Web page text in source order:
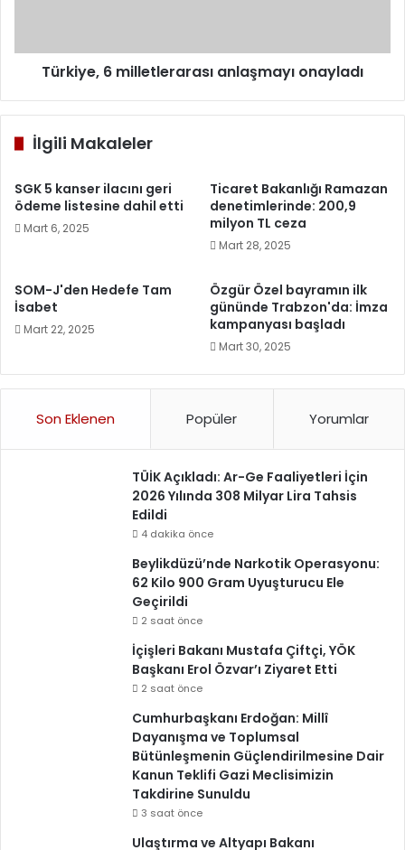
Türkiye, 6 milletlerarası anlaşmayı onayladı
İlgili Makaleler
SGK 5 kanser ilacını geri
ödeme listesine dahil etti
Mart 6, 2025
Ticaret Bakanlığı Ramazan
denetimlerinde: 200,9
milyon TL ceza
Mart 28, 2025
SOM-J'den Hedefe Tam
İsabet
Mart 22, 2025
Özgür Özel bayramın ilk
gününde Trabzon'da: İmza
kampanyası başladı
Mart 30, 2025
Son Eklenen Popüler Yorumlar
TÜİK Açıkladı: Ar-Ge Faaliyetleri İçin
2026 Yılında 308 Milyar Lira Tahsis
Edildi
4 dakika önce
Beylikdüzü’nde Narkotik Operasyonu:
62 Kilo 900 Gram Uyuşturucu Ele
Geçirildi
2 saat önce
İçişleri Bakanı Mustafa Çiftçi, YÖK
Başkanı Erol Özvar’ı Ziyaret Etti
2 saat önce
Cumhurbaşkanı Erdoğan: Millî
Dayanışma ve Toplumsal
Bütünleşmenin Güçlendirilmesine Dair
Kanun Teklifi Gazi Meclisimizin
Takdirine Sunuldu
3 saat önce
Ulaştırma ve Altyapı Bakanı